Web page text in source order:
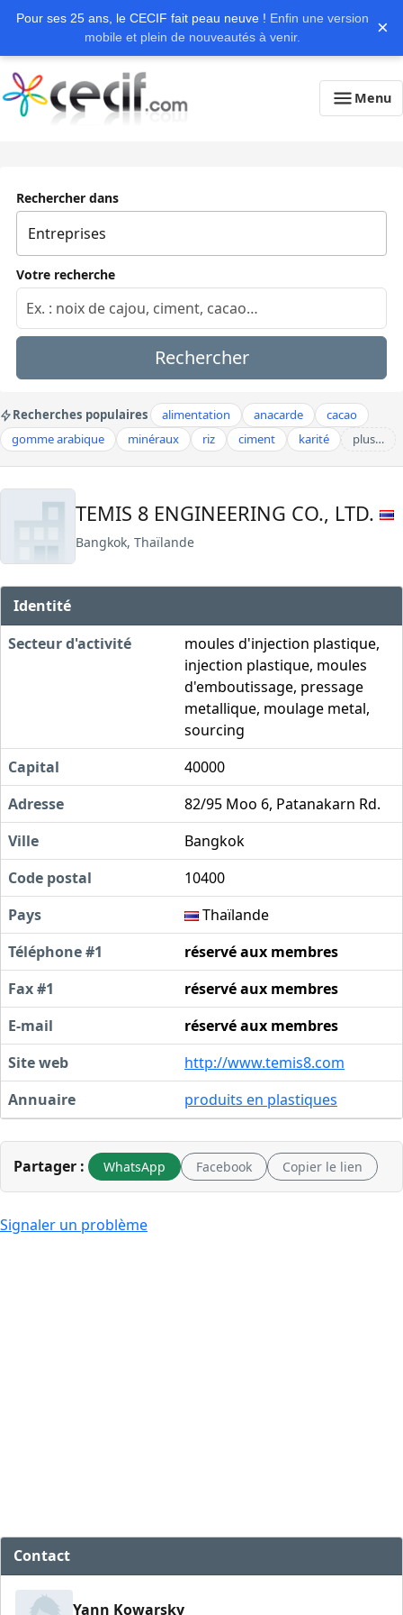
Pour ses 25 ans, le CECIF fait peau neuve ! Enfin une version
mobile et plein de nouveautés à venir.
×
Menu
Rechercher dans
Votre recherche
Rechercher
Recherches populaires alimentation anacarde
cacao
gomme arabique
minéraux riz ciment karité plus…
TEMIS 8 ENGINEERING CO., LTD.
Bangkok, Thaïlande
Identité
Secteur d'activité
moules d'injection plastique,
injection plastique, moules
d'emboutissage, pressage
metallique, moulage metal,
sourcing
Capital
40000
Adresse
82/95 Moo 6, Patanakarn Rd.
Ville
Bangkok
Code postal
10400
Pays
Thaïlande
Téléphone #1
réservé aux membres
Fax #1
réservé aux membres
E-mail
réservé aux membres
Site web
http://www.temis8.com
Annuaire
produits en plastiques
Partager : WhatsApp Facebook Copier le lien
Signaler un problème
Contact
Yann Kowarsky